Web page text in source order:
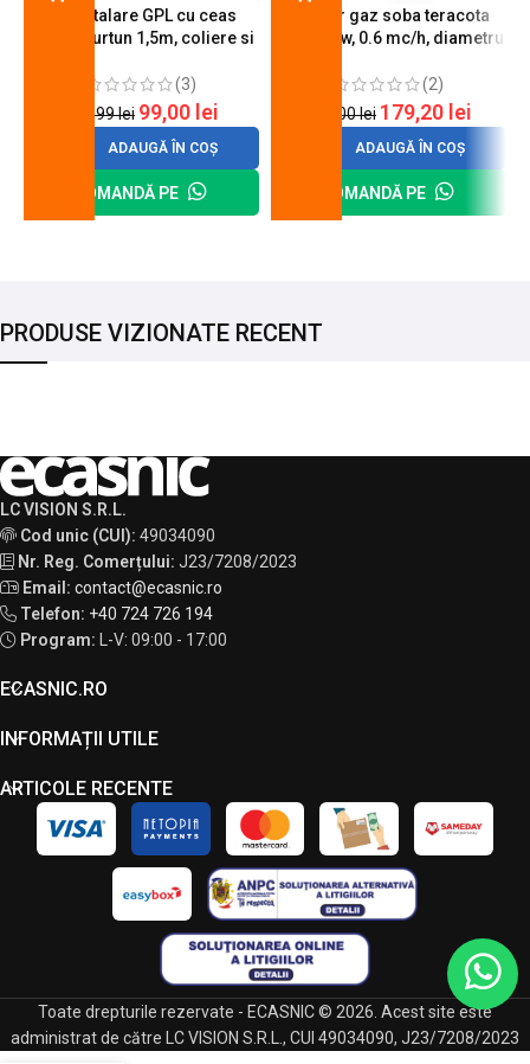
Kit instalare GPL cu ceas
butelie, furtun 1,5m, coliere si
(3)
120,99lei 99,00 lei
ADAUGĂ ÎN COȘ
COMANDĂ PE
Arzator gaz soba teracota
A600, 6 kw, 0.6 mc/h, diametru
(2)
200,00lei 179,20 lei
ADAUGĂ ÎN COȘ
COMANDĂ PE
PRODUSE VIZIONATE RECENT
LC VISION S.R.L.
Cod unic (CUI): 49034090
Nr. Reg. Comerțului: J23/7208/2023
Email: contact@ecasnic.ro
Telefon: +40 724 726 194
Program:
L-V: 09:00 - 17:00
ECASNIC.RO
INFORMAȚII UTILE
ARTICOLE RECENTE
Toate drepturile rezervate - ECASNIC © 2026. Acest site este
administrat de către LC VISION S.R.L., CUI 49034090, J23/7208/2023